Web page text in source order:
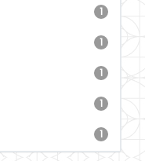
1
1
1
1
1